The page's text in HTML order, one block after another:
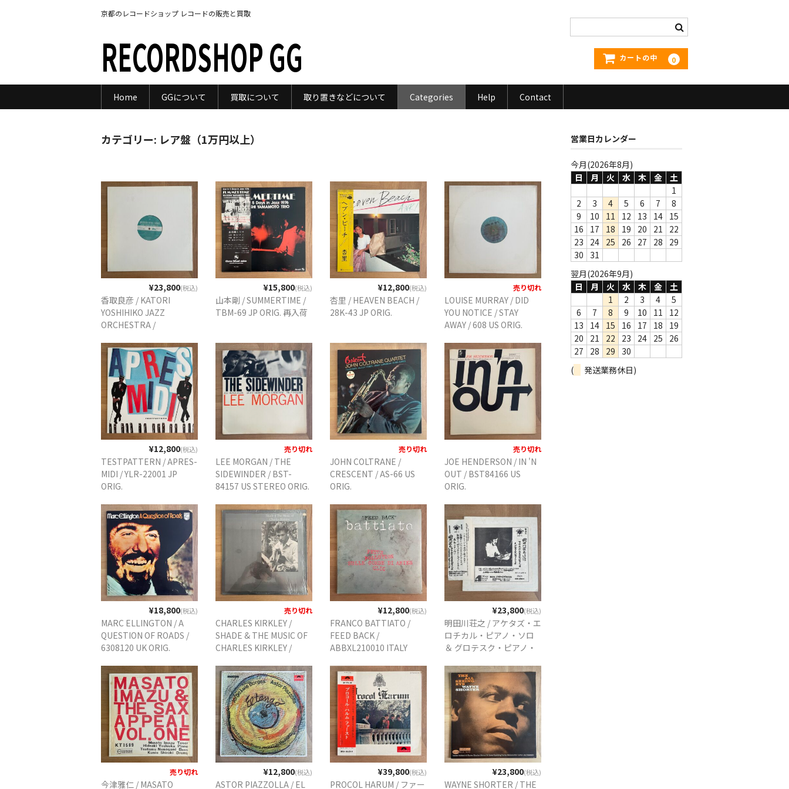
京都のレコードショップ レコードの販売と買取
RECORDSHOP GG カートの中 0
Home GGについて 買取について 取り置きなどについて Categories Help Contact
カテゴリー: レア盤（1万円以上）
¥23,800(税込)
香取良彦 / KATORI
YOSHIHIKO JAZZ
ORCHESTRA /
GARDEN / M/E70506 JP
ORIG. PROMO ONLY
¥15,800(税込)
山本剛 / SUMMERTIME /
TBM-69 JP ORIG. 再入荷
¥12,800(税込)
杏里 / HEAVEN BEACH /
28K-43 JP ORIG.
売り切れ
LOUISE MURRAY / DID
YOU NOTICE / STAY
AWAY / 608 US ORIG.
¥12,800(税込)
TESTPATTERN / APRES-
MIDI / YLR-22001 JP
ORIG.
売り切れ
LEE MORGAN / THE
SIDEWINDER / BST-
84157 US STEREO ORIG.
売り切れ
JOHN COLTRANE /
CRESCENT / AS-66 US
ORIG.
売り切れ
JOE HENDERSON / IN 'N
OUT / BST84166 US
ORIG.
¥18,800(税込)
MARC ELLINGTON / A
QUESTION OF ROADS /
6308120 UK ORIG.
売り切れ
CHARLES KIRKLEY /
SHADE & THE MUSIC OF
CHARLES KIRKLEY /
PRIVATE PRESS
¥12,800(税込)
FRANCO BATTIATO /
FEED BACK /
ABBXL210010 ITALY
¥23,800(税込)
明田川荘之 / アケタズ・エ
ロチカル・ピアノ・ソロ
＆ グロテスク・ピアノ・
PRIVATE PRESS
売り切れ
今津雅仁 / MASATO
¥12,800(税込)
ASTOR PIAZZOLLA / EL
¥39,800(税込)
PROCOL HARUM / ファー
¥23,800(税込)
WAYNE SHORTER / THE
営業日カレンダー
今月(2026年8月)
日
月 火 水 木 金
土
1
2
3 4 5 6 7
8
9
10 11 12 13 14 15
16
17 18 19 20 21
22
23
24 25 26 27 28
29
30
31
翌月(2026年9月)
日
月 火 水 木 金
土
1
2 3 4
5
6
7 8 9 10 11
12
13
14 15 16 17 18
19
20
21 22 23 24 25
26
27
28 29
30
(
発送業務休日)